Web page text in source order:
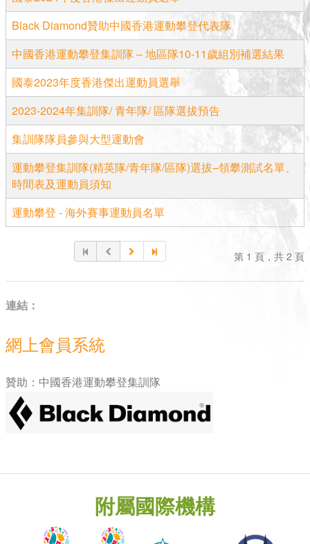
Black Diamond贊助中國香港運動攀登代表隊
中國香港運動攀登集訓隊 – 地區隊10-11歲組別補選結果
國泰2023年度香港傑出運動員選舉
2023-2024年集訓隊/ 青年隊/ 區隊選拔預告
集訓隊隊員參與大型運動會
運動攀登集訓隊(精英隊/青年隊/區隊)選拔–領攀測試名單、
時間表及運動員須知
運動攀登 - 海外賽事運動員名單
第 1 頁，共 2 頁
連結：
網上會員系統
贊助：中國香港運動攀登集訓隊
附屬國際機構